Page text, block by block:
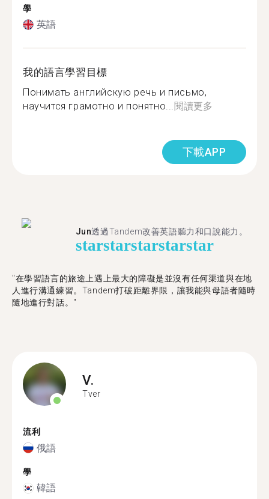
學
英語
我的語言學習目標
Понимать английскую речь и письмо,
научится грамотно и понятно...閱讀更多
下載APP
Jun透過Tandem改善英語聽力和口說能力。
starstarstarstarstar
"在學習語言的旅途上遇上最大的障礙是並沒有任何渠道與在地
人進行溝通練習。Tandem打破距離界限，讓我能與母語者隨時
隨地進行對話。"
V.
Tver
流利
俄語
學
韓語